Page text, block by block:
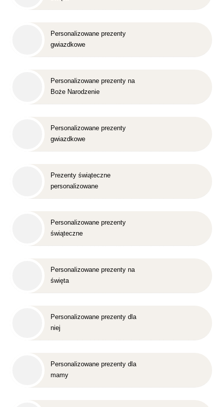
Personalizowane prezenty
gwiazdkowe
Personalizowane prezenty na
Boże Narodzenie
Personalizowane prezenty
gwiazdkowe
Prezenty świąteczne
personalizowane
Personalizowane prezenty
świąteczne
Personalizowane prezenty na
święta
Personalizowane prezenty dla
niej
Personalizowane prezenty dla
mamy